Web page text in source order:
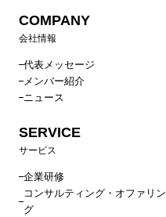
COMPANY
会社情報
代表メッセージ
メンバー紹介
ニュース
SERVICE
サービス
企業研修
コンサルティング・オファリン
グ